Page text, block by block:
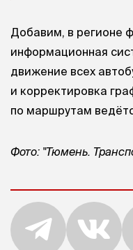
Добавим, в регионе
информационная
движение всех
и корректировка
по маршрутам
Фото: "Тюмень.